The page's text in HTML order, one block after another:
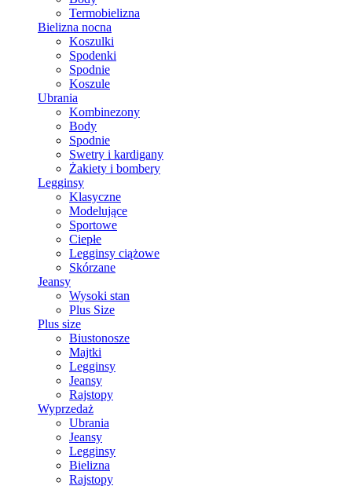
Termobielizna
Bielizna nocna
Koszulki
Spodenki
Spodnie
Koszule
Ubrania
Kombinezony
Body
Spodnie
Swetry i kardigany
Żakiety i bombery
Legginsy
Klasyczne
Modelujące
Sportowe
Ciepłe
Legginsy ciążowe
Skórzane
Jeansy
Wysoki stan
Plus Size
Plus size
Biustonosze
Majtki
Legginsy
Jeansy
Rajstopy
Wyprzedaż
Ubrania
Jeansy
Legginsy
Bielizna
Rajstopy